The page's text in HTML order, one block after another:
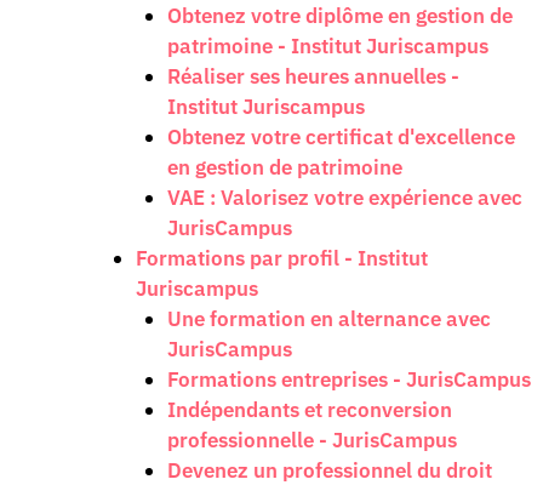
Obtenez votre diplôme en gestion de
patrimoine - Institut Juriscampus
Réaliser ses heures annuelles -
Institut Juriscampus
Obtenez votre certificat d'excellence
en gestion de patrimoine
VAE : Valorisez votre expérience avec
JurisCampus
Formations par profil - Institut
Juriscampus
Une formation en alternance avec
JurisCampus
Formations entreprises - JurisCampus
Indépendants et reconversion
professionnelle - JurisCampus
Devenez un professionnel du droit